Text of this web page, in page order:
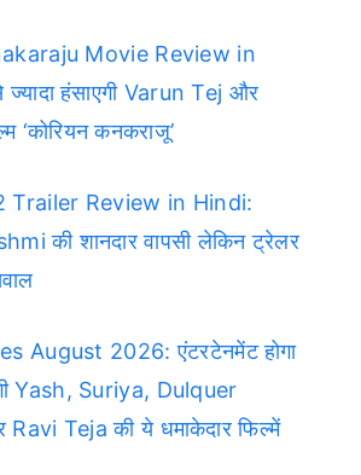
Movie Review in
हंसाएगी Varun Tej और
‘कोरियन कनकराजू’
Trailer Review in Hindi:
की शानदार वापसी लेकिन ट्रेलर
August 2026: एंटरटेनमेंट होगा
Yash, Suriya, Dulquer
Teja की ये धमाकेदार फिल्में